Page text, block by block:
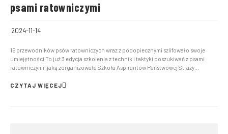
psami ratowniczymi
2024-11-14
15 przewodników psów ratowniczych wraz z podopiecznymi szlifowało swoje
umiejętności To już 3 edycja szkolenia z technik i taktyki poszukiwań z psami
ratowniczymi, jaką zorganizowała Szkoła Aspirantów Państwowej Straży
2024 roku na terenie zamiejscowego Wydziału Szkolen...
CZYTAJ WIĘCEJ